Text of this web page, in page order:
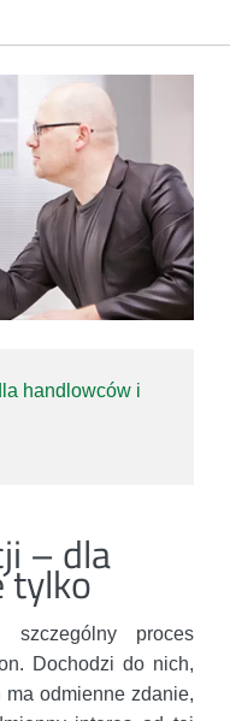
handlowców i
– dla
tylko
szczególny proces
Dochodzi do nich,
odmienne zdanie,